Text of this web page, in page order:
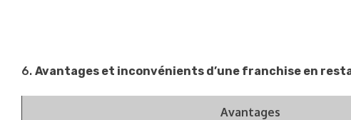
6. Avantages et inconvénients d’une franchise en
Avantages